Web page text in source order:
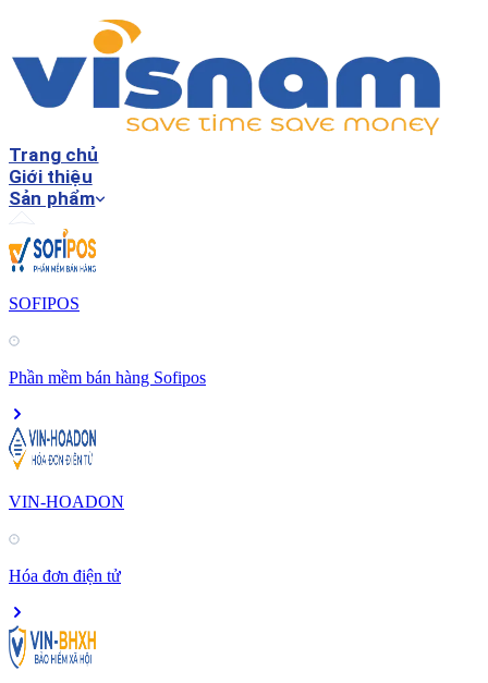
Trang chủ
Giới thiệu
Sản phẩm
SOFIPOS
Phần mềm bán hàng Sofipos
VIN-HOADON
Hóa đơn điện tử